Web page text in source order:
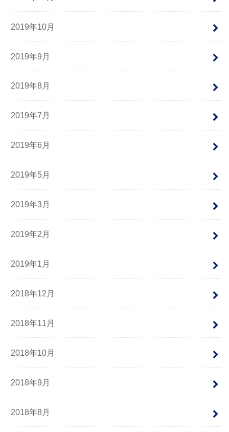
2019年10月
2019年9月
2019年8月
2019年7月
2019年6月
2019年5月
2019年3月
2019年2月
2019年1月
2018年12月
2018年11月
2018年10月
2018年9月
2018年8月